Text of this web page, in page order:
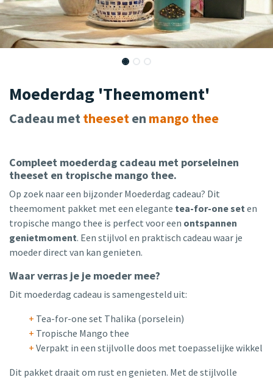
Moederdag 'Theemoment'
Cadeau mettheeseten mango thee
Compleet moederdag cadeau met porseleinen
theeset en tropische mango thee.
Op zoek naar een bijzonder Moederdag cadeau? Dit
theemoment pakket met een elegante tea-for-one seten
tropische mango thee is perfect voor een ontspannen
genietmoment. Een stijlvol en praktisch cadeau waar je
moeder direct van kan genieten.
Waar verras je je moeder mee?
Dit moederdag cadeau is samengesteld uit:
+ Tea-for-one set Thalika (porselein)
+ Tropische Mango thee
+ Verpakt in een stijlvolle doos met toepasselijke wikkel
Dit pakket draait om rust en genieten. Met de stijlvolle